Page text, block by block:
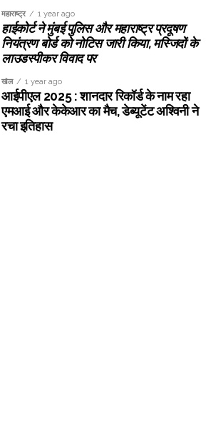
महाराष्ट्र 1 year ago
हाईकोर्ट ने मुंबई पुलिस और महाराष्ट्र प्रदूषण
नियंत्रण बोर्ड को नोटिस जारी किया, मस्जिदों के
लाउडस्पीकर विवाद पर
खेल 1 year ago
आईपीएल 2025 : शानदार रिकॉर्ड के नाम रहा
एमआई और केकेआर का मैच, डेब्यूटेंट अश्विनी ने
रचा इतिहास